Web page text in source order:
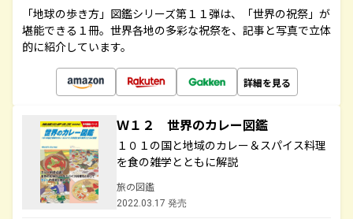
「地球の歩き方」図鑑シリーズ第１１弾は、「世界の祝祭」が
堪能できる１冊。世界各地の多彩な祝祭を、記事と写真で立体
的に紹介しています。
詳細を見る
Ｗ１２ 世界のカレー図鑑
１０１の国と地域のカレー＆スパイス料理
を食の雑学とともに解説
旅の図鑑
2022.03.17 発売